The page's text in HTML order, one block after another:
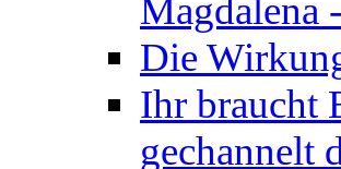
Magdalena
Die
Ihr braucht
gechannelt